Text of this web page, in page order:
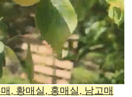
, 황매실, 홍매실, 남고매